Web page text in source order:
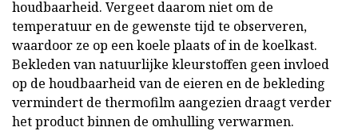
houdbaarheid. Vergeet daarom niet om de
temperatuur en de gewenste tijd te observeren,
waardoor ze op een koele plaats of in de koelkast.
Bekleden van natuurlijke kleurstoffen geen invloed
op de houdbaarheid van de eieren en de bekleding
vermindert de thermofilm aangezien draagt verder
het product binnen de omhulling verwarmen.